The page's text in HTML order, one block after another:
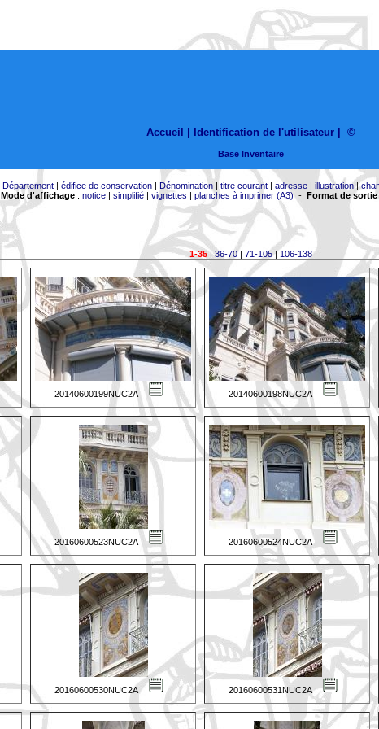
Accueil | Identification de l'utilisateur ©
Base Inventaire
Département| édifice de conservation| Dénomination| titre courant| adresse| illustration|
Mode d'affichage: notice| simplifié| vignettes | planches à imprimer (A3)- Format de sortie
1-35|36-70| 71-105| 106-138
20140600199NUC2A 20140600198NUC2A
20160600523NUC2A 20160600524NUC2A
20160600530NUC2A 20160600531NUC2A